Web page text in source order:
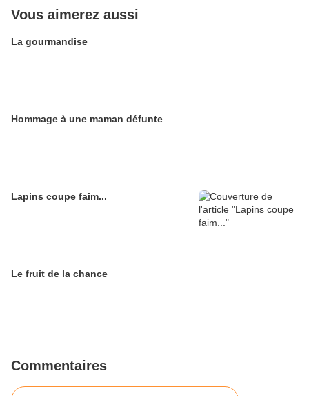
Vous aimerez aussi
La gourmandise
Hommage à une maman défunte
Lapins coupe faim...
Le fruit de la chance
Commentaires